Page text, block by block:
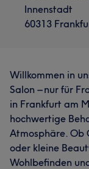
Innenstadt
60313
Willkommen in
Salon – nur für
in Frankfurt am
hochwertige
Atmosphäre. Ob
oder kleine
Wohlbefinden